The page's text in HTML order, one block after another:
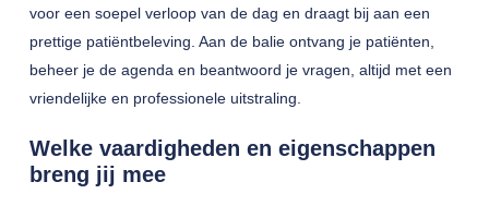
voor een soepel verloop van de dag en draagt bij aan een
prettige patiëntbeleving. Aan de balie ontvang je patiënten,
beheer je de agenda en beantwoord je vragen, altijd met een
vriendelijke en professionele uitstraling.
Welke vaardigheden en eigenschappen
breng jij mee